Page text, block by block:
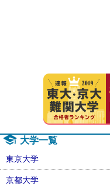
大学一覧
東京大学
京都大学